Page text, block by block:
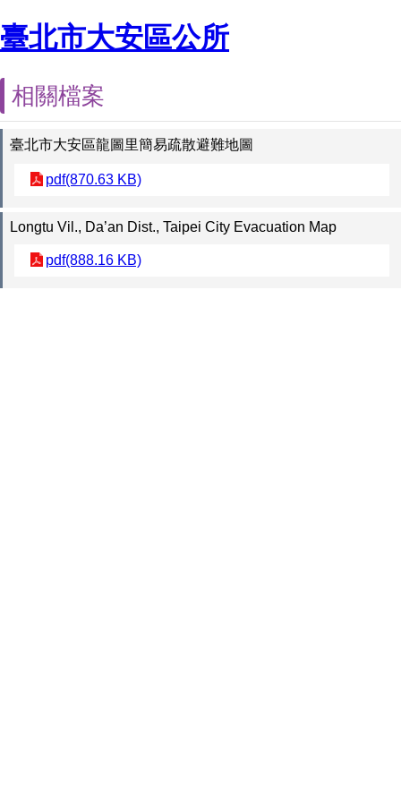
臺北市大安區公所
相關檔案
臺北市大安區龍圖里簡易疏散避難地圖
pdf(870.63 KB)
Longtu Vil., Da’an Dist., Taipei City Evacuation Map
pdf(888.16 KB)